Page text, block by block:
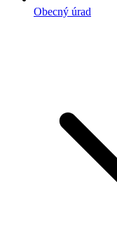
Obecný úrad